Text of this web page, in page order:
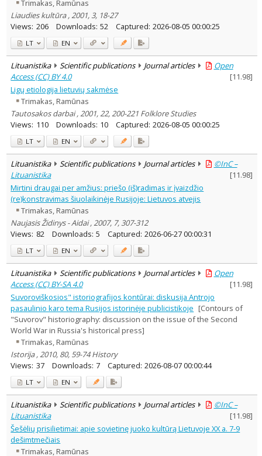
Trimakas, Ramūnas
Liaudies kultūra , 2001, 3, 18-27
Views: 206 Downloads: 52 Captured: 2026-08-05 00:00:25
LT EN
Lituanistika Scientific publications Journal articles
Open
Access (CC) BY 4.0
[11.98]
Ligų etiologija lietuvių sakmėse
Trimakas, Ramūnas
Tautosakos darbai , 2001, 22, 200-221 Folklore Studies
Views: 110 Downloads: 10 Captured: 2026-08-05 00:00:25
LT EN
Lituanistika Scientific publications Journal articles
©InC –
Lituanistika
[11.98]
Mirtini draugai per amžius: priešo (iš)radimas ir įvaizdžio
(re)konstravimas šiuolaikinėje Rusijoje: Lietuvos atvejis
Trimakas, Ramūnas
Naujasis Židinys - Aidai , 2007, 7, 307-312
Views: 82 Downloads: 5 Captured: 2026-06-27 00:00:31
LT EN
Lituanistika Scientific publications Journal articles
Open
Access (CC) BY-SA 4.0
[11.98]
Suvoroviškosios" istoriografijos kontūrai: diskusija Antrojo
pasaulinio karo tema Rusijos istorinėje publicistikoje [Contours of
"Suvorov" historiography: discussion on the issue of the Second
World War in Russia's historical press]
Trimakas, Ramūnas
Istorija , 2010, 80, 59-74 History
Views: 37 Downloads: 7 Captured: 2026-08-07 00:00:44
LT EN
Lituanistika Scientific publications Journal articles
©InC –
Lituanistika
[11.98]
Šešėlių prisilietimai: apie sovietinę juoko kultūrą Lietuvoje XX a. 7-9
dešimtmečiais
Trimakas, Ramūnas